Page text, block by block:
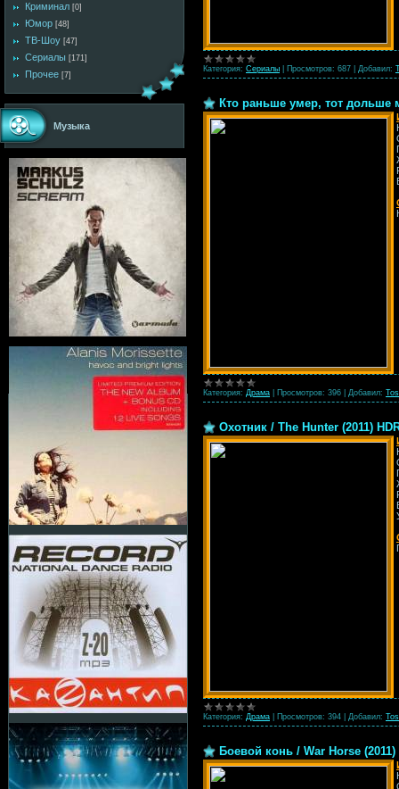
Криминал [0]
Юмор [48]
ТВ-Шоу [47]
Сериалы [171]
Прочее [7]
Музыка
Категория: Сериалы Просмотров: 687 Добавил:
Кто раньше умер, тот дольше
Категория: Драма Просмотров: 396 Добавил:
Охотник / The Hunter (2011)
Категория: Драма Просмотров: 394 Добавил:
Боевой конь / War Horse (2011)